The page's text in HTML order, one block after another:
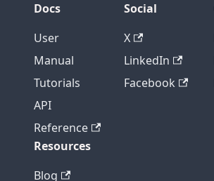
Docs
User
Manual
Tutorials
API
Reference
Social
X
LinkedIn
Facebook
Resources
Blog